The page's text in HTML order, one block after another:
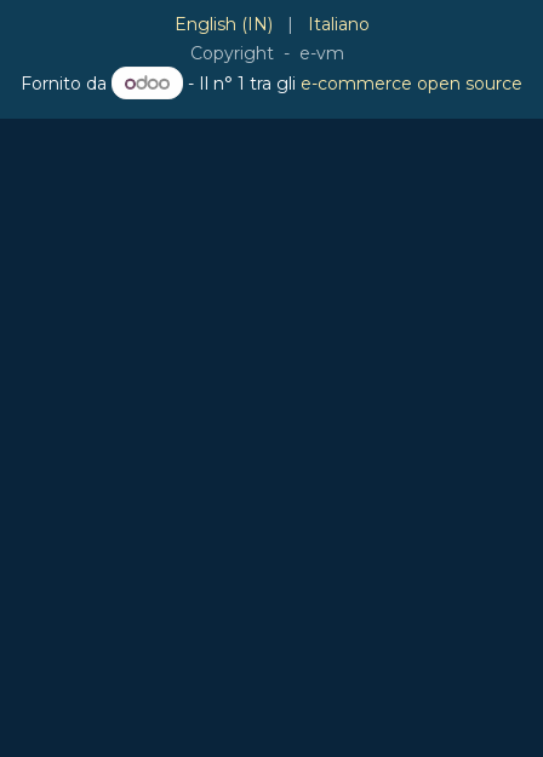
Copyright - e-vm
English (IN) | Italiano
Fornito da - Il n° 1 tra gli e-commerce open source